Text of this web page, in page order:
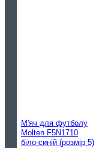
М'яч для футболу
Molten F5N1710
біло-синій (розмір 5)